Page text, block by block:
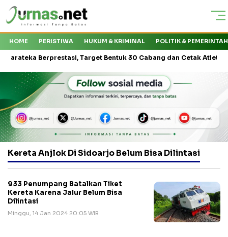
HOME PERISTIWA HUKUM & KRIMINAL POLITIK &
Berprestasi, Target Bentuk 30 Cabang dan Cetak Atlet Nasional
Kereta Anjlok Di Sidoarjo Belum Bisa Dilintasi
933 Penumpang Batalkan Tiket
Kereta Karena Jalur Belum Bisa
Dilintasi
Minggu, 14 Jan 2024 20:05 WIB